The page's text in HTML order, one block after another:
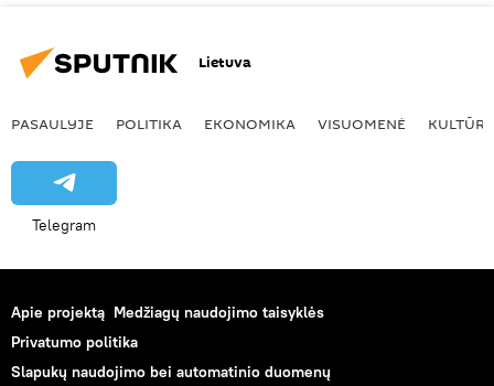
Lietuva
PASAULYJE POLITIKA EKONOMIKA VISUOMENĖ KULTŪRA
Telegram
Apie projektą Medžiagų naudojimo taisyklės
Privatumo politika
Slapukų naudojimo bei automatinio duomenų